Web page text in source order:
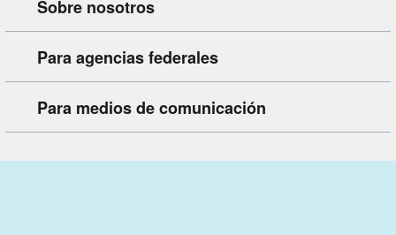
Sobre nosotros
Para agencias federales
Para medios de comunicación